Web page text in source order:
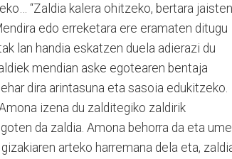
“Zaldia kalera ohitzeko, bertara jaisten
edo erreketara ere eramaten ditugu
lan handia eskatzen duela adierazi du
mendian aske egotearen bentaja
dira arintasuna eta sasoia edukitzeko.
izena du zalditegiko zaldirik
da zaldia. Amona behorra da eta ume
arteko harremana dela eta,